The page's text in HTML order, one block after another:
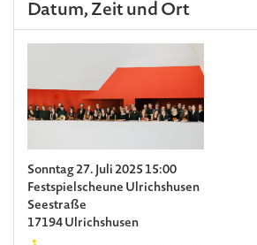
Datum, Zeit und Ort
Sonntag 27. Juli 2025 15:00
Festspielscheune Ulrichshusen
Seestraße
17194 Ulrichshusen